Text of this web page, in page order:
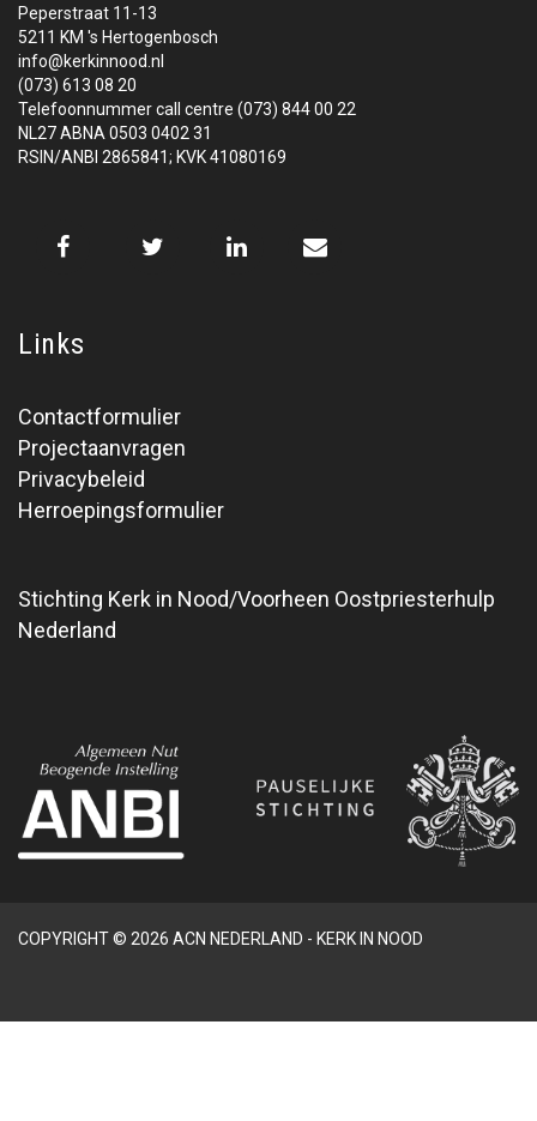
Peperstraat 11-13
5211 KM 's Hertogenbosch
info@kerkinnood.nl
(073) 613 08 20
Telefoonnummer call centre (073) 844 00 22
NL27 ABNA 0503 0402 31
RSIN/ANBI 2865841; KVK 41080169
Links
Contactformulier
Projectaanvragen
Privacybeleid
Herroepingsformulier
Stichting Kerk in Nood/Voorheen Oostpriesterhulp
Nederland
COPYRIGHT © 2026 ACN NEDERLAND - KERK IN NOOD